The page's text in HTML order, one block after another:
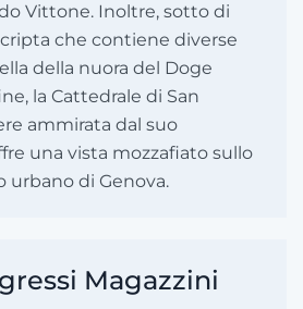
Vittone. Inoltre, sotto di
che contiene diverse
della nuora del Doge
la Cattedrale di San
ammirata dal suo
una vista mozzafiato sullo
urbano di Genova.
Magazzini